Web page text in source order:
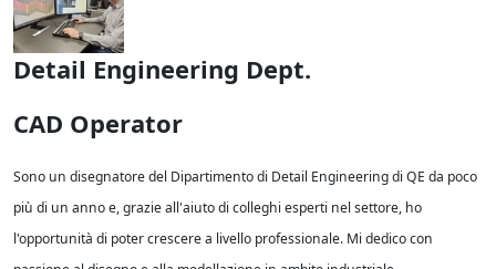
Detail Engineering Dept.
CAD Operator
Sono un disegnatore del Dipartimento di Detail Engineering di QE da poco
più di un anno e, grazie all'aiuto di colleghi esperti nel settore, ho
l'opportunità di poter crescere a livello professionale. Mi dedico con